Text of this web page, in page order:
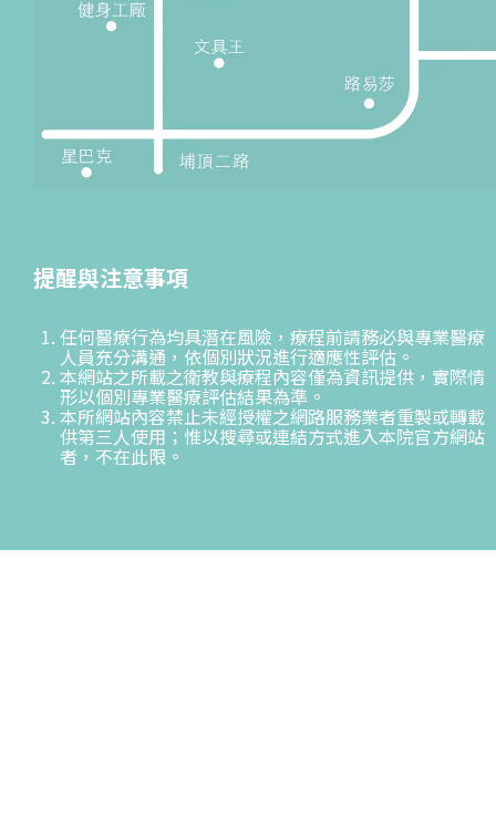
提醒與注意事項
任何醫療行為均具潛在風險，療程前請務必與專業醫療
人員充分溝通，依個別狀況進行適應性評估。
本網站之所載之衛教與療程內容僅為資訊提供，實際情
形以個別專業醫療評估結果為準。
本所網站內容禁止未經授權之網路服務業者重製或轉載
供第三人使用；惟以搜尋或連結方式進入本院官方網站
者，不在此限。